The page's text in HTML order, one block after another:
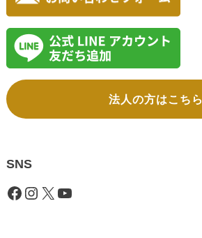
法人の方はこちら
SNS
Facebook Instagram X YouTube